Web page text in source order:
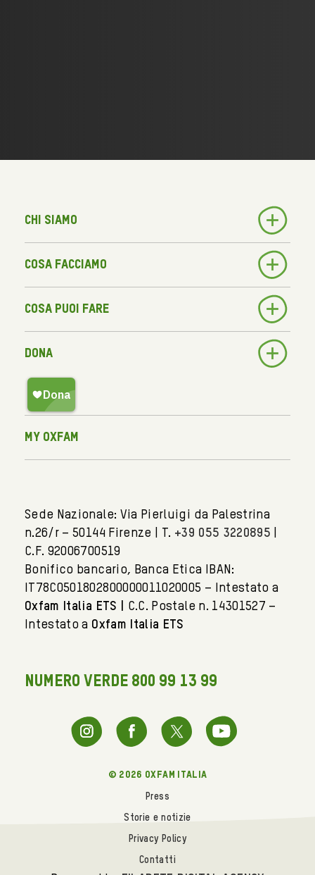
Chi siamo
Cosa facciamo
Cosa puoi fare
Dona
My Oxfam
Sede Nazionale: Via Pierluigi da Palestrina
n.26/r – 50144 Firenze | T. +39 055 3220895
C.F. 92006700519
Bonifico bancario, Banca Etica IBAN:
IT78C0501802800000011020005 – Intestato a
Oxfam Italia ETS | C.C. Postale n. 14301527 –
Intestato a Oxfam Italia ETS
NUMERO VERDE 800 99 13 99
© 2026 oxfam italia
Press
Storie e notizie
Privacy Policy
Contatti